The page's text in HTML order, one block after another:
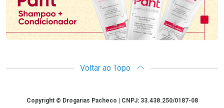
Voltar ao Topo
CopyrightCopyright © Drogarias Pacheco | CNPJ: 33.438.250/0187-08